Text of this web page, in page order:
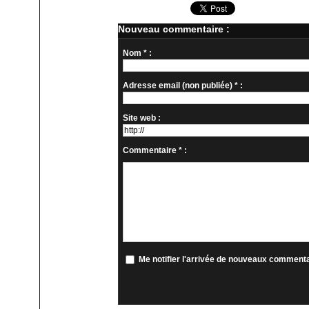
Nouveau commentaire :
Nom * :
Adresse email (non publiée) * :
Site web :
Commentaire * :
Me notifier l'arrivée de nouveaux